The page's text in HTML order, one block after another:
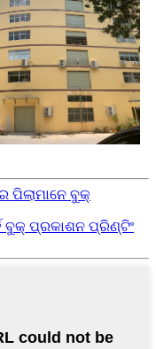
ପିଲାମାନେ ବୁକ୍
ବୁକ୍ ପ୍ରକାଶନ ପ୍ରିଣ୍ଟିଂ